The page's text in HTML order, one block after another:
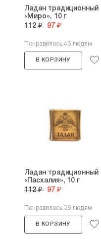
Ладан традиционный
«Миро», 10 г
112 ₽ 97 ₽
Понравилось 43 людям
В КОРЗИНУ
Ладан традиционный
«Пасхалия», 10 г
112 ₽ 97 ₽
Понравилось 36 людям
В КОРЗИНУ